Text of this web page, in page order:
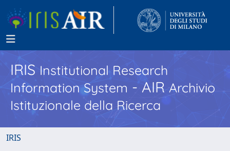
IRISInstitutional Research
Information System - AIR Archivio
Istituzionale della Ricerca
IRIS